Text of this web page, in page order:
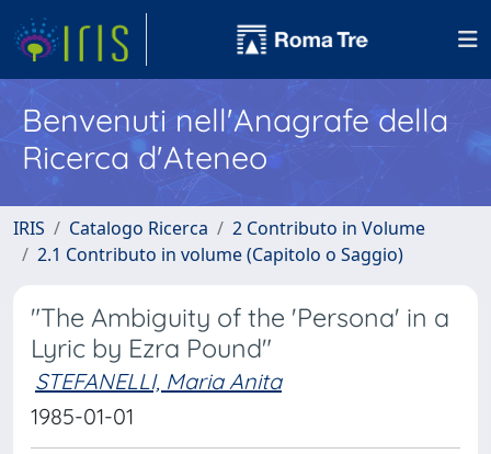
Benvenuti nell'Anagrafe della
Ricerca d'Ateneo
IRIS Catalogo Ricerca
2 Contributo in Volume
2.1 Contributo in volume (Capitolo o Saggio)
"The Ambiguity of the 'Persona' in a
Lyric by Ezra Pound"
STEFANELLI, Maria Anita
1985-01-01